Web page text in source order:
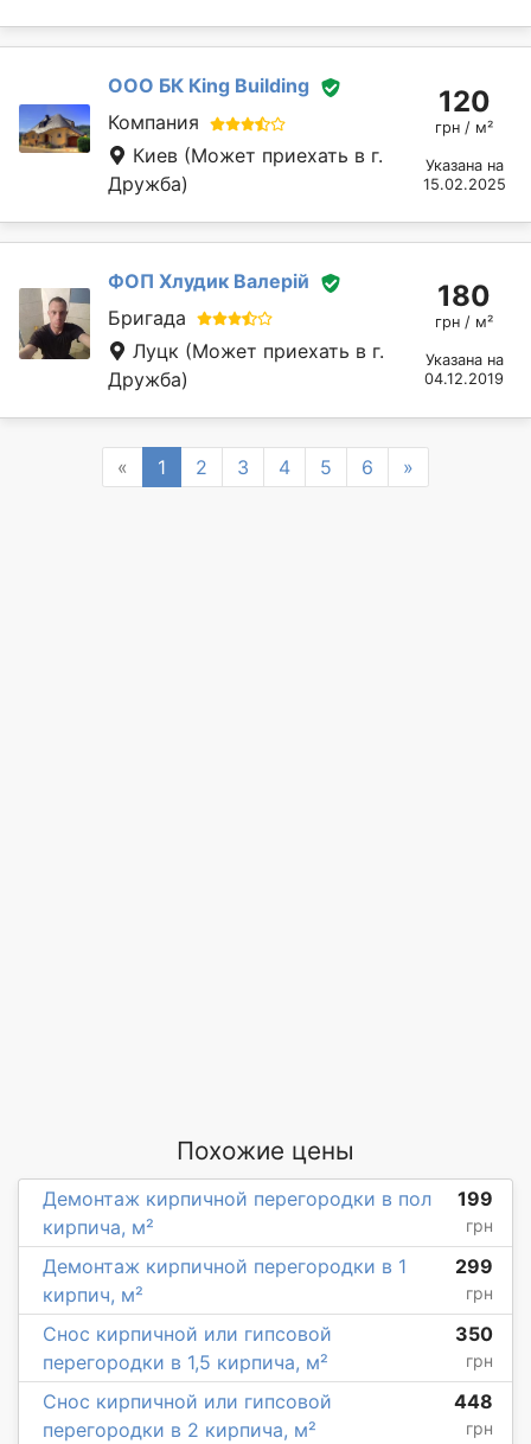
ООО БК Кing Building
Компания
Киев (Может приехать в г.
Дружба)
120
грн / м²
Указана на
15.02.2025
ФОП Хлудик Валерій
Бригада
Луцк (Может приехать в г.
Дружба)
180
грн / м²
Указана на
04.12.2019
« Previous
1 2 3 4 5 6 »
Похожие цены
Демонтаж кирпичной перегородки в пол
кирпича, м²
199
грн
Демонтаж кирпичной перегородки в 1
кирпич, м²
299
грн
Снос кирпичной или гипсовой
перегородки в 1,5 кирпича, м²
350
грн
Снос кирпичной или гипсовой
перегородки в 2 кирпича, м²
448
грн